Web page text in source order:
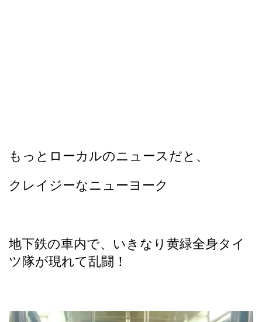
もっとローカルのニュースだと、
クレイジーなニューヨーク
地下鉄の車内で、いきなり黄緑全身タイ
ツ隊が現れて乱闘！